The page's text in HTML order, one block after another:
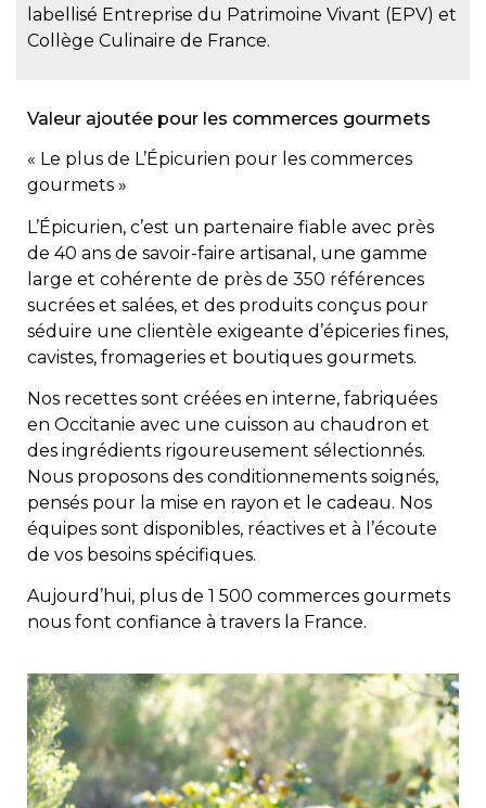
labellisé Entreprise du Patrimoine Vivant (EPV) et
Collège Culinaire de France.
Valeur ajoutée pour les commerces gourmets
« Le plus de L’Épicurien pour les commerces
gourmets »
L’Épicurien, c’est un partenaire fiable avec près
de 40 ans de savoir-faire artisanal, une gamme
large et cohérente de près de 350 références
sucrées et salées, et des produits conçus pour
séduire une clientèle exigeante d’épiceries fines,
cavistes, fromageries et boutiques gourmets.
Nos recettes sont créées en interne, fabriquées
en Occitanie avec une cuisson au chaudron et
des ingrédients rigoureusement sélectionnés.
Nous proposons des conditionnements soignés,
pensés pour la mise en rayon et le cadeau. Nos
équipes sont disponibles, réactives et à l’écoute
de vos besoins spécifiques.
Aujourd’hui, plus de 1 500 commerces gourmets
nous font confiance à travers la France.